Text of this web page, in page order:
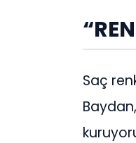
Saç